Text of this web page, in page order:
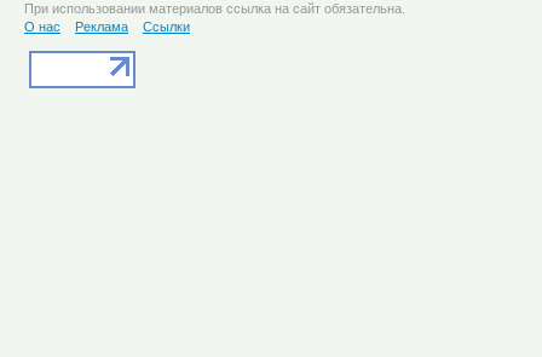
При использовании материалов ссылка на сайт обязательна.
О нас
Реклама Ссылки